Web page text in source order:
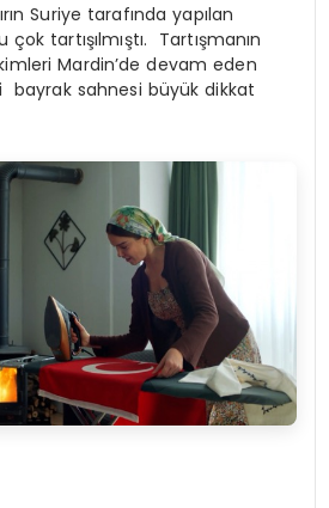
Suriye tarafında yapılan
tartışılmıştı. Tartışmanın
Mardin’de devam eden
bayrak sahnesi büyük dikkat